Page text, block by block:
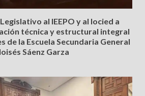
al IEEPO y al Iocied a
técnica y estructural integral
de la Escuela Secundaria General
Sáenz Garza